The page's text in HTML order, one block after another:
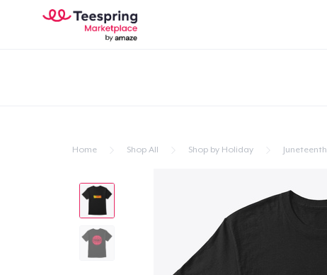
Home Shop All Shop by Holiday Juneteenth